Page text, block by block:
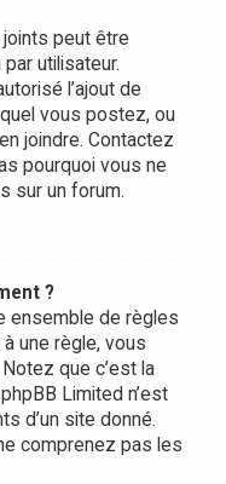
joints peut être
utilisateur.
l’ajout de
vous postez, ou
joindre. Contactez
pourquoi vous ne
sur un forum.
?
ensemble de règles
une règle, vous
que c’est la
Limited n’est
d’un site donné.
comprenez pas les